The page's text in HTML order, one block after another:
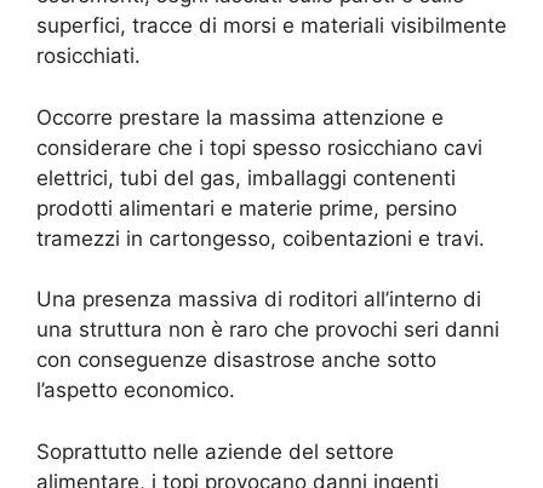
superfici, tracce di morsi e materiali visibilmente
rosicchiati.
Occorre prestare la massima attenzione e
considerare che i topi spesso rosicchiano cavi
elettrici, tubi del gas, imballaggi contenenti
prodotti alimentari e materie prime, persino
tramezzi in cartongesso, coibentazioni e travi.
Una presenza massiva di roditori all’interno di
una struttura non è raro che provochi seri danni
con conseguenze disastrose anche sotto
l’aspetto economico.
Soprattutto nelle aziende del settore
alimentare, i topi provocano danni ingenti